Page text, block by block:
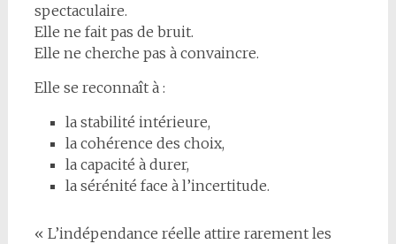
spectaculaire.
Elle ne fait pas de bruit.
Elle ne cherche pas à convaincre.
Elle se reconnaît à :
la stabilité intérieure,
la cohérence des choix,
la capacité à durer,
la sérénité face à l’incertitude.
« L’indépendance réelle attire rarement les